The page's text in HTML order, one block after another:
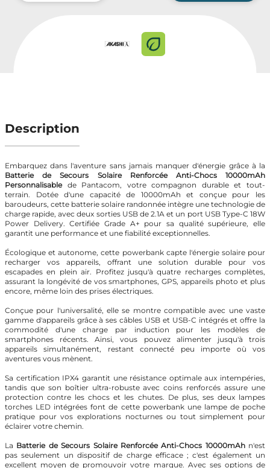
Description
Embarquez dans l'aventure sans jamais manquer d'énergie grâce à la
Batterie de Secours Solaire Renforcée Anti-Chocs 10000mAh
Personnalisablede Pantacom, votre compagnon durable et tout-
terrain. Dotée d'une capacité de 10000mAh et conçue pour les
baroudeurs, cette batterie solaire randonnée intègre une technologie de
charge rapide, avec deux sorties USB de 2.1A et un port USB Type-C 18W
Power Delivery. Certifiée Grade A+ pour sa qualité supérieure, elle
garantit une performance et une fiabilité exceptionnelles.
Écologique et autonome, cette powerbank capte l'énergie solaire pour
recharger vos appareils, offrant une solution durable pour vos
escapades en plein air. Profitez jusqu'à quatre recharges complètes,
assurant la longévité de vos smartphones, GPS, appareils photo et plus
encore, même loin des prises électriques.
Conçue pour l'universalité, elle se montre compatible avec une vaste
gamme d'appareils grâce à ses câbles USB et USB-C intégrés et offre la
commodité d'une charge par induction pour les modèles de
smartphones récents. Ainsi, vous pouvez alimenter jusqu'à trois
appareils simultanément, restant connecté peu importe où vos
aventures vous mènent.
Sa certification IPX4 garantit une résistance optimale aux intempéries,
tandis que son boîtier ultra-robuste avec coins renforcés assure une
protection contre les chocs et les chutes. De plus, ses deux lampes
torches LED intégrées font de cette powerbank une lampe de poche
pratique pour vos explorations nocturnes ou tout simplement pour
éclairer votre chemin.
La Batterie de Secours Solaire Renforcée Anti-Chocs 10000mAhn'est
pas seulement un dispositif de charge efficace ; c'est également un
excellent moyen de promouvoir votre marque. Avec ses options de